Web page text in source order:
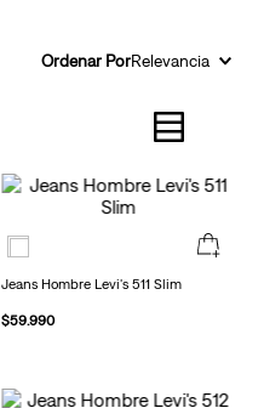
Ordenar PorRelevancia
Jeans Hombre Levi's 511 Slim
$59.990